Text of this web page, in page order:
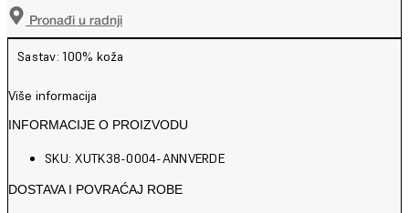
Pronađi u radnji
Sastav: 100% koža
Više informacija
INFORMACIJE O PROIZVODU
SKU: XUTK38-0004-ANNVERDE
DOSTAVA I POVRAĆAJ ROBE